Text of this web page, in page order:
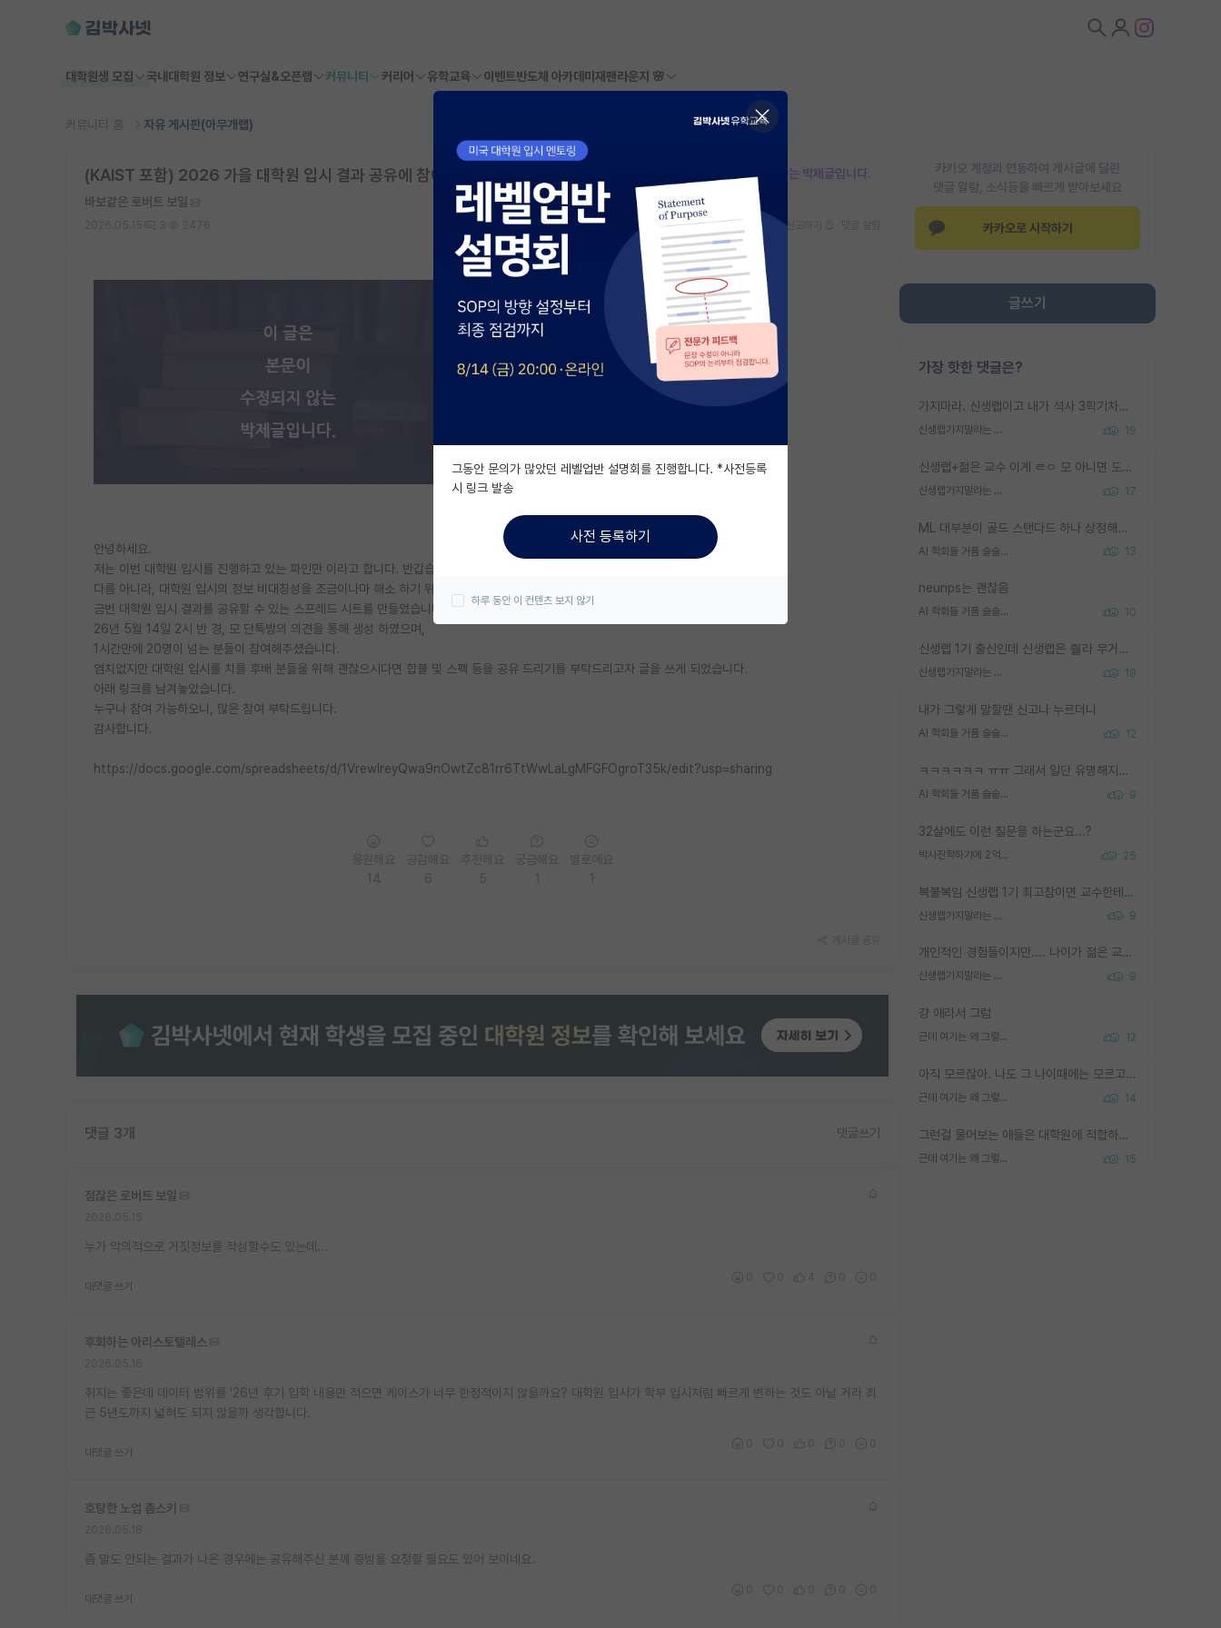
대학원생 모집 국내대학원 정보 연구실&오픈랩 커뮤니티 커리어 유학교육 이벤트반도체 아카데미 재팬라운지 🌸
커뮤니티 홈 자유 게시판(아무개랩)
카카오 계정과 연동하여 게시글에 달린
댓글 알람, 소식등을 빠르게 받아보세요
카카오로 시작하기
글쓰기
가장 핫한 댓글은?
가지마라. 신생랩이고 내가 석사 3학기차인데 최고참인데 나도 아무것도 모르는데 교수가 후배들 왜 논문 교육 안시키냐. 논문 왜 안 써오냐 닦달한다
신생랩가지말라는 이유가 있었구나 19
신생랩+젊은 교수 이게 ㄹㅇ 모 아니면 도인듯.
신생랩가지말라는 이유가 있었구나 17
ML 대부분이 골드 스탠다드 하나 상정해놓고 (벤치마크 데이터셋이 여러 개면 여러 개 상정) 그거 얼마나 잘 맞추나 싸움임 가끔 번뜩이는 설계 철학을 보여주는 논문들도 있지만 대부분 그거 성적 얼마나 더 올리느라에 혈안이 되어 있는 측면이 잇음
AI 학회들 거품 슬슬 지적이 나오네요 13
neurips는 괜찮음
AI 학회들 거품 슬슬 지적이 나오네요 10
신생랩 1기 출신인데 신생랩은 줠라 무거운 바벨 같은거임. 들면 대박인데 못들면 깔려 죽음. 아무도 알려주지 않는 환경에서 자생해야하지만, 일단 살아남았다면 그 어떤 사람보다 악착같고 생존력 높은 사람으로 거듭날 수 있음
신생랩가지말라는 이유가 있었구나 19
내가 그렇게 말할땐 신고나 누르더니
AI 학회들 거품 슬슬 지적이 나오네요 12
ㅋㅋㅋㅋㅋㅋ ㅠㅠ 그래서 일단 유명해지는게 중요한거같습니다
AI 학회들 거품 슬슬 지적이 나오네요 9
32살에도 이런 질문을 하는군요...?
박사진학하기에 2억은 괜찮은 (?) 정도의 경제력인가요 25
복불복임 신생랩 1기 최고참이면 교수한테 직접 지도받는 시간이 매우 많음 제대로 된 교수라면 말이지 그게 아니라면 그냥 넌 해방 불가능한 노예 1호에 감점쓰레기통이 되는거고
신생랩가지말라는 이유가 있었구나 9
개인적인 경험들이지만.... 나이가 젊은 교수일수록 꼰대라는 가면을 쓴 채로 무례함을 행동하는 경우가 거의 90% 정도였음. 나이가 어린데 다른 또래들과 달리 명예, 권력, 재력까지 얻었으니 세상 다 가진 기분이겠지. 오히러 나이 든 교수들이 행동과 말을 더 조심하시더라.
신생랩가지말라는 이유가 있었구나 9
걍 애라서 그럼
근데 여기는 왜 그렇게 SPK를 물어보는거임? 12
아직 모르잖아. 나도 그 나이때에는 모르고 평가 받고 안심하고 싶었어.
근데 여기는 왜 그렇게 SPK를 물어보는거임? 14
그런걸 물어보는 애들은 대학원에 적합하지 않다
근데 여기는 왜 그렇게 SPK를 물어보는거임? 15
본문이 수정되지 않는 박제글입니다.
(KAIST 포함) 2026 가을 대학원 입시 결과 공유에 참여해주세요! (문.이과 모두 환영!)
바보같은 로버트 보일
스크랩 신고하기
안녕하세요.
저는 이번 대학원 입시를 진행하고 있는 파인만 이라고 합니다. 반갑습니다.
다름 아니라, 대학원 입시의 정보 비대칭성을 조금이나마 해소 하기 위해
금번 대학원 입시 결과를 공유할 수 있는 스프레드 시트를 만들었습니다.
26년 5월 14일 2시 반 경, 모 단톡방의 의견을 통해 생성 하였으며,
1시간만에 20명이 넘는 분들이 참여해주셨습니다.
염치없지만 대학원 입시를 치를 후배 분들을 위해 괜찮으시다면 합불 및 스펙 등을 공유 드리기를 부탁드리고자 글을 쓰게 되었습니다.
아래 링크를 남겨놓았습니다.
누구나 참여 가능하오니, 많은 참여 부탁드립니다.
감사합니다.
https://docs.google.com/spreadsheets/d/1VrewIreyQwa9nOwtZc81rr6TtWwLaLgMFGFOgroT35k/edit?usp=sharing
댓글 3개 댓글쓰기
점잖은 로버트 보일
누가 악의적으로 거짓정보를 작성할수도 있는데...
대댓글 쓰기
후회하는 아리스토텔레스
취지는 좋은데 데이터 범위를 '26년 후기 입학 내용만 적으면 케이스가 너무 한정적이지 않을까요? 대학원 입시가 학부 입시처럼 빠르게 변하는 것도 아닐 거라 최
근 5년도까지 넓혀도 되지 않을까 생각합니다.
대댓글 쓰기
호탕한 노엄 촘스키
좀 말도 안되는 결과가 나온 경우에는 공유해주신 분께 증빙을 요청할 필요도 있어 보이네요.
대댓글 쓰기
그동안 문의가 많았던 레벨업반 설명회를 진행합니다. *사전등록
시 링크 발송
사전 등록하기
하루 동안 이 컨텐츠 보지 않기